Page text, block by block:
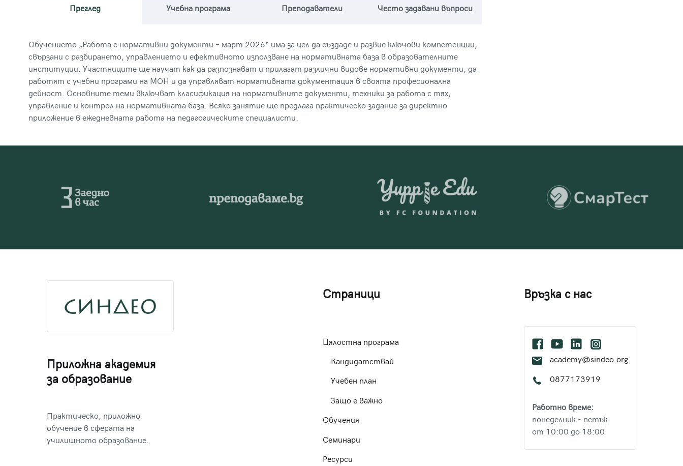
Преглед Учебна програма Преподаватели Често задавани въпроси
Обучението „Работа с нормативни документи – март 2026“ има за цел да създаде и развие ключови компетенции,
свързани с разбирането, управлението и ефективното използване на нормативната база в образователните
институции. Участниците ще научат как да разпознават и прилагат различни видове нормативни документи, да
работят с учебни програми на МОН и да управляват нормативната документация в своята професионална
дейност. Основните теми включват класификация на нормативните документи, техники за работа с тях,
управление и контрол на нормативната база. Всяко занятие ще предлага практическо задание за директно
приложение в ежедневната работа на педагогическите специалисти.
Приложна академия
за образование
Практическо, приложно
обучение в сферата на
училищното образование.
Страници
Цялостна програма
Кандидатствай
Учебен план
Защо е важно
Обучения
Семинари
Ресурси
Връзка с нас
academy@sindeo.org
0877173919
Работно време:
понеделник - петък
от 10:00 до 18:00